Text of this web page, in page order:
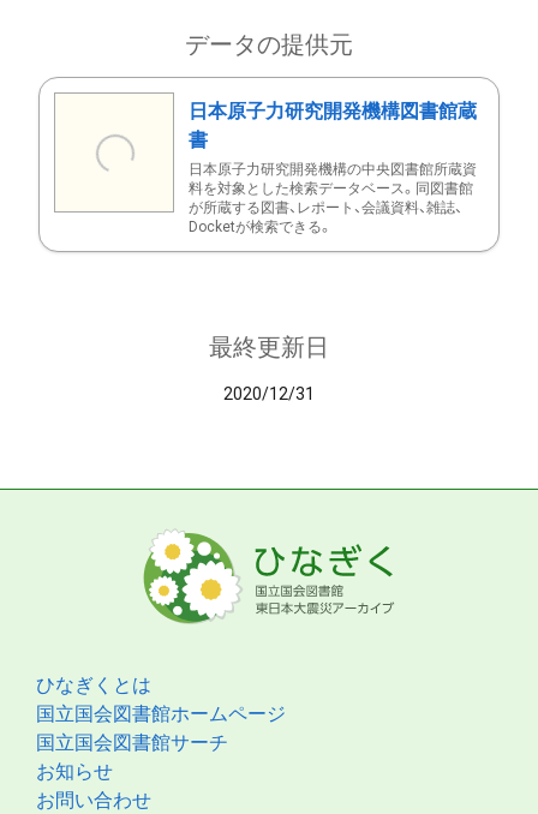
データの提供元
日本原子力研究開発機構図書館蔵
書
日本原子力研究開発機構の中央図書館所蔵資
料を対象とした検索データベース。同図書館
が所蔵する図書、レポート、会議資料、雑誌、
Docketが検索できる。
最終更新日
2020/12/31
ひなぎくとは
国立国会図書館ホームページ
国立国会図書館サーチ
お知らせ
お問い合わせ